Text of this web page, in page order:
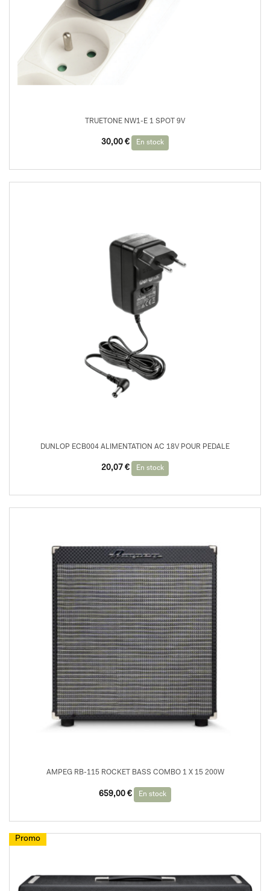
TRUETONE NW1-E 1 SPOT 9V
30,00 € En stock
DUNLOP ECB004 ALIMENTATION AC 18V POUR PEDALE
20,07 € En stock
AMPEG RB-115 ROCKET BASS COMBO 1 X 15 200W
659,00 € En stock
Promo